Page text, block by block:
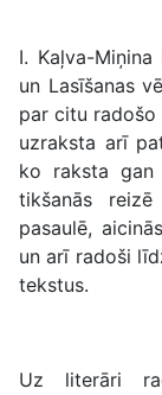
I. Kaļva-
un Lasīšanas
par citu radošo
uzraksta arī
ko raksta gan
tikšanās
pasaulē,
un arī radoši
tekstus.
Uz literāri